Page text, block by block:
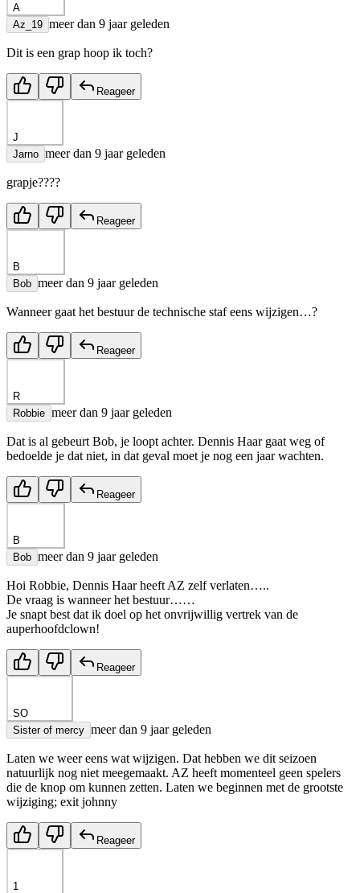
A
Az_19 meer dan 9 jaar geleden
Dit is een grap hoop ik toch?
Reageer
J
Jarno meer dan 9 jaar geleden
grapje????
Reageer
B
Bob meer dan 9 jaar geleden
Wanneer gaat het bestuur de technische staf eens wijzigen…?
Reageer
R
Robbie meer dan 9 jaar geleden
Dat is al gebeurt Bob, je loopt achter. Dennis Haar gaat weg of
bedoelde je dat niet, in dat geval moet je nog een jaar wachten.
Reageer
B
Bob meer dan 9 jaar geleden
Hoi Robbie, Dennis Haar heeft AZ zelf verlaten…..
De vraag is wanneer het bestuur……
Je snapt best dat ik doel op het onvrijwillig vertrek van de
auperhoofdclown!
Reageer
SO
Sister of mercy meer dan 9 jaar geleden
Laten we weer eens wat wijzigen. Dat hebben we dit seizoen
natuurlijk nog niet meegemaakt. AZ heeft momenteel geen spelers
die de knop om kunnen zetten. Laten we beginnen met de grootste
wijziging; exit johnny
Reageer
1